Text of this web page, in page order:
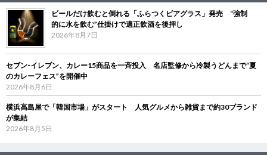
ビールだけ飲むと倒れる「ふらつくビアグラス」発売 “強制
的に水を飲む”仕掛けで適正飲酒を後押し
2026年8月7日
セブン‐イレブン、カレー15商品を一斉投入 名店監修から冷製うどんまで“夏
のカレーフェス”を開催中
2026年8月6日
横浜高島屋で「韓国市場」がスタート 人気グルメから雑貨まで約30ブランド
が集結
2026年8月5日